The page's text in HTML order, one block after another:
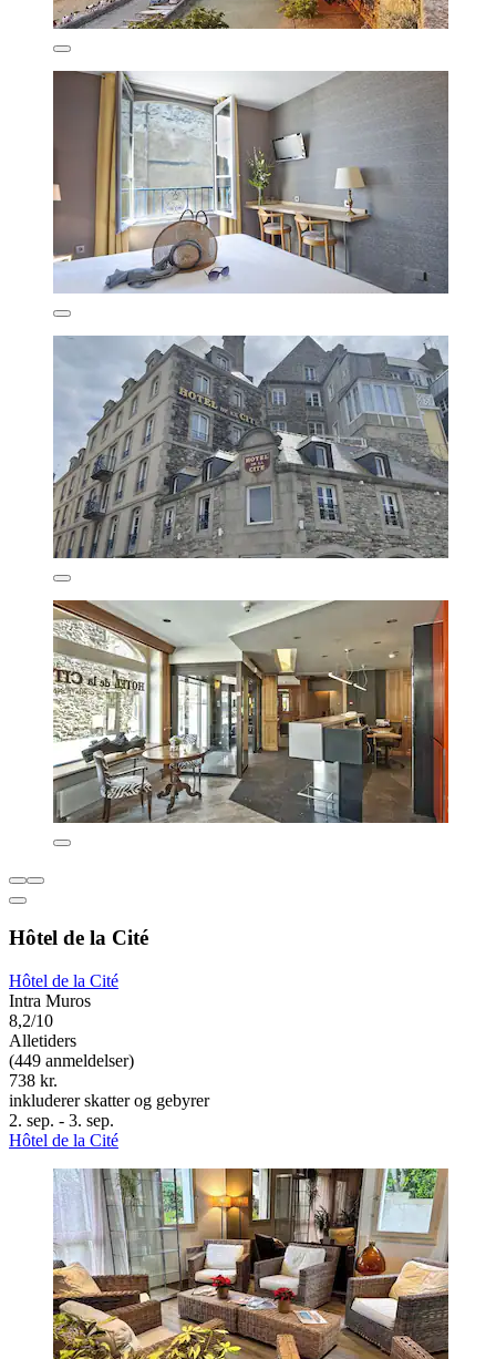
Hôtel de la Cité
Hôtel de la Cité
Intra Muros
8,2/10
Alletiders
(449 anmeldelser)
738 kr.
inkluderer skatter og gebyrer
2. sep. - 3. sep.
Hôtel de la Cité